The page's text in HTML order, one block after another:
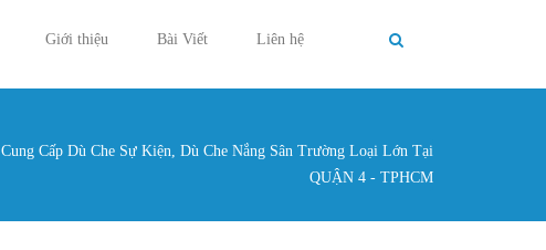
Giới thiệu Bài Viết Liên hệ
Cung Cấp Dù Che Sự Kiện, Dù Che Nắng Sân Trường Loại Lớn Tại
QUẬN 4 - TPHCM